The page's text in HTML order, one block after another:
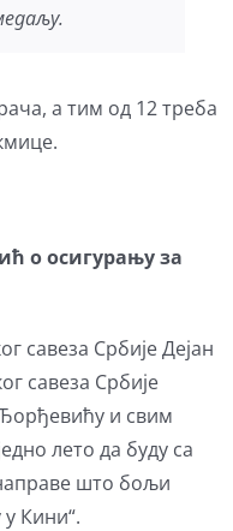
а тим од 12 треба
о осигурању за
савеза Србије Дејан
савеза Србије
и свим
лето да буду са
што бољи
Кини“.